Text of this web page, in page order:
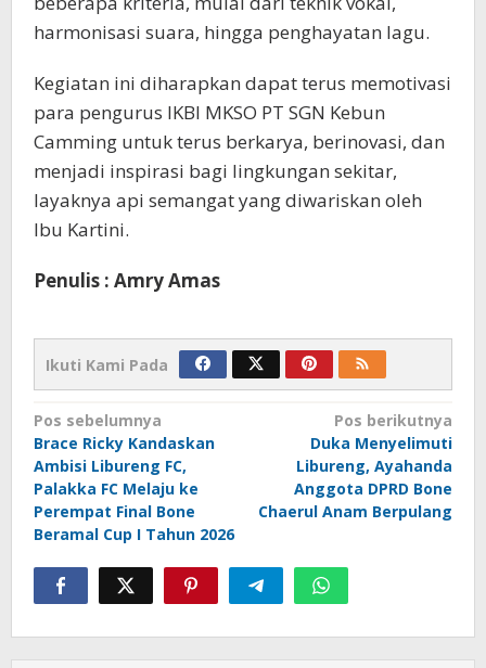
harmonisasi suara, hingga penghayatan lagu.
Kegiatan ini diharapkan dapat terus memotivasi
para pengurus IKBI MKSO PT SGN Kebun
Camming untuk terus berkarya, berinovasi, dan
menjadi inspirasi bagi lingkungan sekitar,
layaknya api semangat yang diwariskan oleh
Ibu Kartini.
Penulis : Amry Amas
Ikuti Kami Pada
Navigasi
pos
Pos sebelumnya
Brace Ricky Kandaskan
Ambisi Libureng FC,
Palakka FC Melaju ke
Perempat Final Bone
Beramal Cup I Tahun 2026
Pos berikutnya
Duka Menyelimuti
Libureng, Ayahanda
Anggota DPRD Bone
Chaerul Anam Berpulang